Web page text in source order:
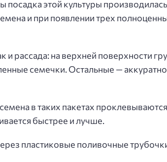
этой культуры
и при появлении трех
рассада: на верхней поверхности
семечки. Остальные —
в таких пакетах
быстрее и лучше.
пластиковые поливочные